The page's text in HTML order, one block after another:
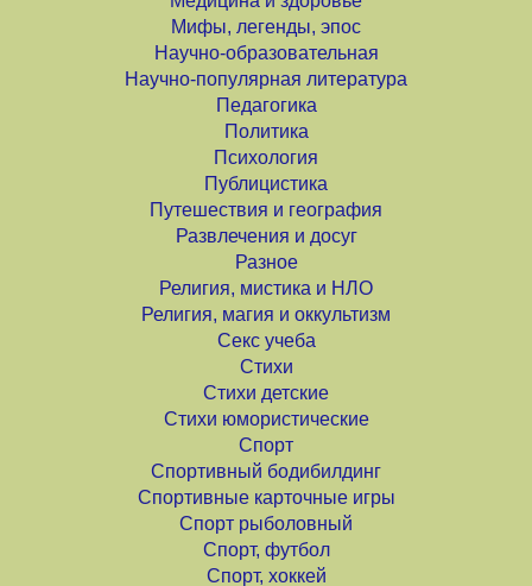
Мифы, легенды, эпос
Научно-образовательная
Научно-популярная литература
Педагогика
Политика
Психология
Публицистика
Путешествия и география
Развлечения и досуг
Разное
Религия, мистика и НЛО
Религия, магия и оккультизм
Секс учеба
Стихи
Стихи детские
Стихи юмористические
Спорт
Спортивный бодибилдинг
Спортивные карточные игры
Спорт рыболовный
Спорт, футбол
Спорт, хоккей